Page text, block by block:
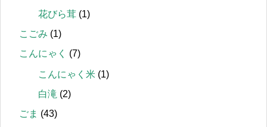
花びら茸 (1)
こごみ (1)
こんにゃく
(7)
こんにゃく米 (1)
白滝 (2)
ごま (43)